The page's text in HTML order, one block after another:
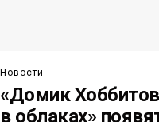
Новости
«Домик
в облаках»